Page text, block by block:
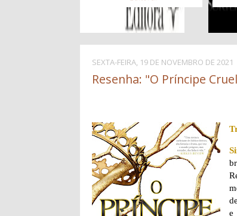
SEXTA-FEIRA, 19 DE NOVEMBRO DE 2021
Resenha: "O Príncipe
e